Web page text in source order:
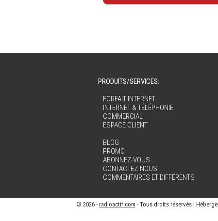
PRODUITS/SERVICES:
FORFAIT INTERNET
INTERNET & TÉLÉPHONIE
COMMERCIAL
ESPACE CLIENT
BLOG
PROMO
ABONNEZ-VOUS
CONTACTEZ-NOUS
COMMENTAIRES ET DIFFÉRENTS
© 2026 - radioactif.com - Tous droits réservés |